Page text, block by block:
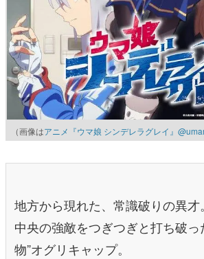
（画像はアニメ『ウマ娘 シンデレラグレイ』
地方から現れた、常識破りの異才。
中央の強敵をつぎつぎと打ち破っ
物”オグリキャップ。